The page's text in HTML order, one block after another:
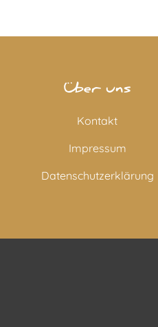
Über uns
Kontakt
Impressum
Datenschutzerklärung